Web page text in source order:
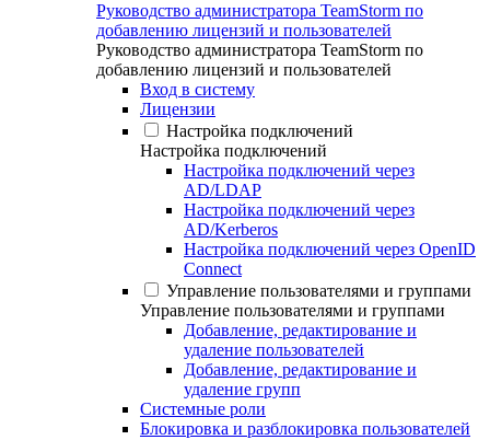
Руководство администратора TeamStorm по
добавлению лицензий и пользователей
Руководство администратора TeamStorm по
добавлению лицензий и пользователей
Вход в систему
Лицензии
Настройка подключений
Настройка подключений
Настройка подключений через
AD/LDAP
Настройка подключений через
AD/Kerberos
Настройка подключений через OpenID
Connect
Управление пользователями и группами
Управление пользователями и группами
Добавление, редактирование и
удаление пользователей
Добавление, редактирование и
удаление групп
Системные роли
Блокировка и разблокировка пользователей